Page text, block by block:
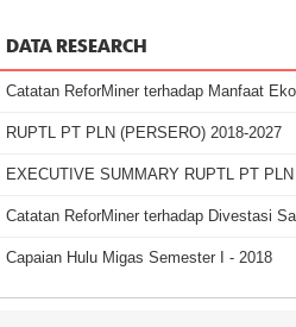
DATA RESEARCH
Catatan ReforMiner terhadap Manfaat
RUPTL PT PLN (PERSERO) 2018-2027
EXECUTIVE SUMMARY RUPTL PT
Catatan ReforMiner terhadap Divestasi
Capaian Hulu Migas Semester I - 2018